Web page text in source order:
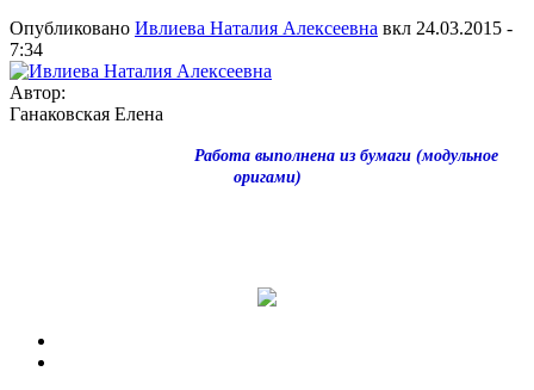
Опубликовано Ивлиева Наталия Алексеевна вкл 24.03.2015 -
7:34
Автор:
Ганаковская Елена
Работа выполнена из бумаги (модульное
оригами)